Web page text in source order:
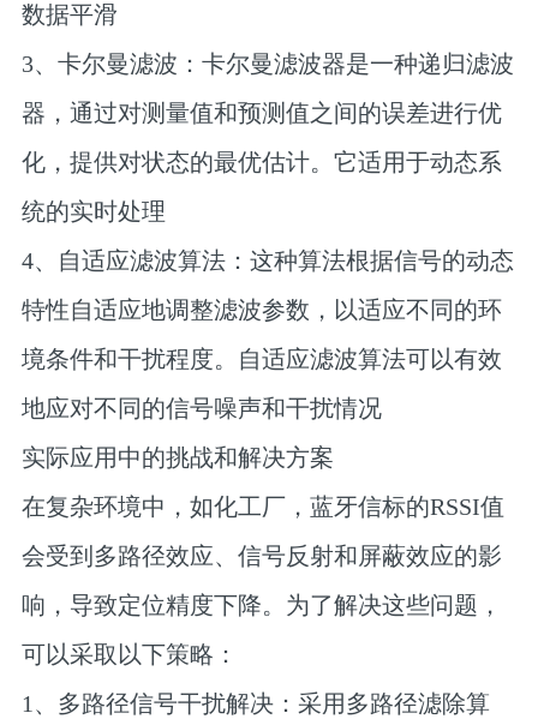
数据平滑‌
‌3、卡尔曼滤波‌：卡尔曼滤波器是一种递归滤波
器，通过对测量值和预测值之间的误差进行优
化，提供对状态的最优估计。它适用于动态系
统的实时处理‌
‌4、自适应滤波算法‌：这种算法根据信号的动态
特性自适应地调整滤波参数，以适应不同的环
境条件和干扰程度。自适应滤波算法可以有效
地应对不同的信号噪声和干扰情况‌
实际应用中的挑战和解决方案
在复杂环境中，如化工厂，蓝牙信标的RSSI值
会受到多路径效应、信号反射和屏蔽效应的影
响，导致定位精度下降。为了解决这些问题，
可以采取以下策略：
‌1、多路径信号干扰解决‌：采用多路径滤除算